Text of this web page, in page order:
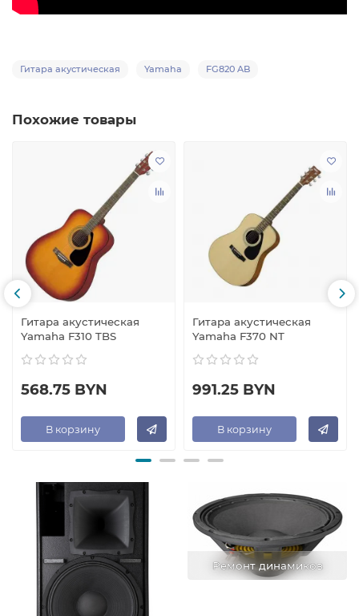
Гитара акустическая Yamaha FG820 AB
Похожие товары
Гитара акустическая
Yamaha F310 TBS
568.75 BYN
В корзину
Гитара акустическая
Yamaha F370 NT
991.25 BYN
В корзину
Ремонт динамиков